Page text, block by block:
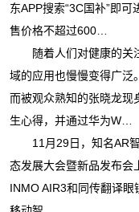
东APP搜索“3C国补”即
售价格不超过600…
随着人们对健康的关
域的应用也慢慢变得广泛
而被观众熟知的张晓龙现
生心得，并通过华为W…
11月29日，知名AR智
态发展大会暨新品发布
INMO AIR3和同传翻译